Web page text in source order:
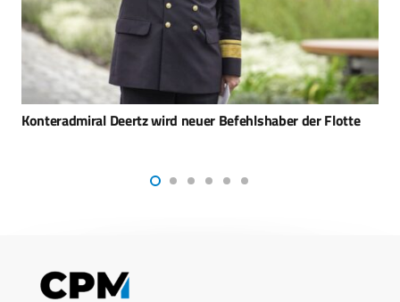
ARX Robotics erweitert Führungsteam für nächste